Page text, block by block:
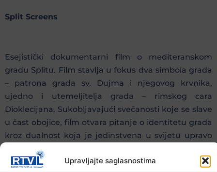
Upravljajte saglasnostima
Split Screens
Esejistički dokumentarni film o mediteranskom
gradu Splitu. Film stavlja u fokus dva simbola grada
– patrona grada sv. Dujma i njegovog krvnika,
ujedno i utemeljitelja grada – rimskog cara
Dioklecijana. Sukobljavajući svečanosti koje se slave
u čast obojice, film otvara pitanje o identitetu grada
kroz dualnost koja je jedinstvena u svijetu upravo
zbog činjenice da se među građanima gotovo
jednako časte žrtva i njegov progonitelj. Reditelj: